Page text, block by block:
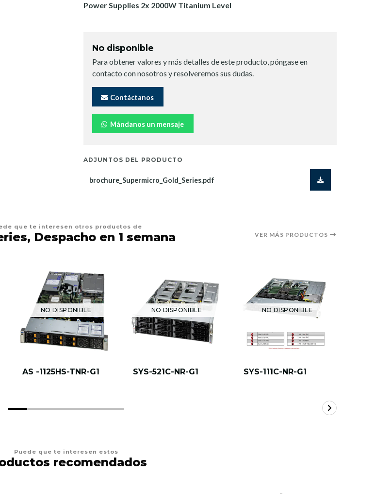
Power Supplies 2x 2000W Titanium Level
No disponible
Para obtener valores y más detalles de este producto, póngase en
contacto con nosotros y resolveremos sus dudas.
Contáctanos
Mándanos un mensaje
ADJUNTOS DEL PRODUCTO
brochure_Supermicro_Gold_Series.pdf
que te interesen otros productos de
Despacho en 1 semana VER MÁS PRODUCTOS
NO DISPONIBLE
AS -1125HS-TNR-G1
NO DISPONIBLE
SYS-521C-NR-G1
NO DISPONIBLE
SYS-111C-NR-G1
Puede que te interesen estos
recomendados